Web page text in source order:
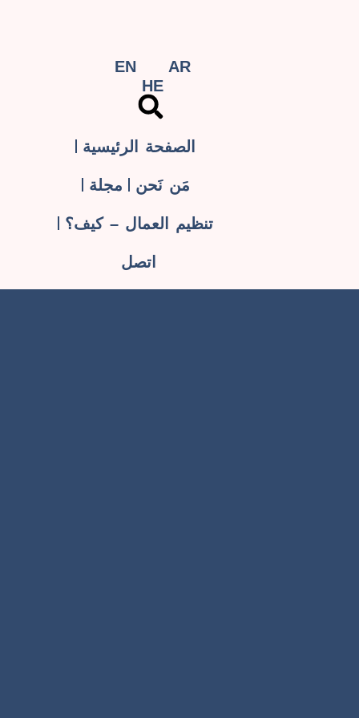
AR
EN
HE
الصفحة الرئيسية
مَن نَحن مجلة
تنظيم العمال – كيف؟
اتصل